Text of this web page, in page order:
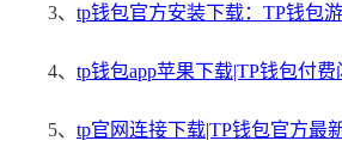
3、 tp钱包官方安装下载：TP钱包
4、 tp钱包app苹果下载|TP钱包付
5、 tp官网连接下载|TP钱包官方最